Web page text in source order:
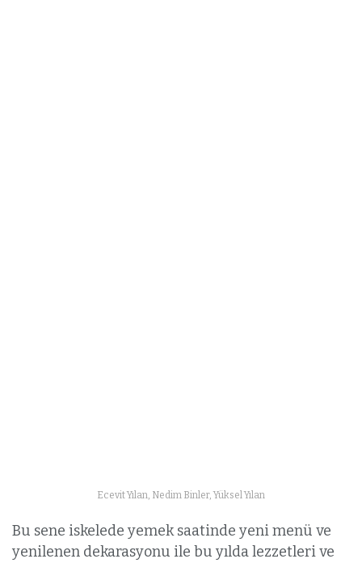
Ecevit Yılan, Nedim Binler, Yüksel Yılan
Bu sene iskelede yemek saatinde yeni menü ve
yenilenen dekarasyonu ile bu yılda lezzetleri ve